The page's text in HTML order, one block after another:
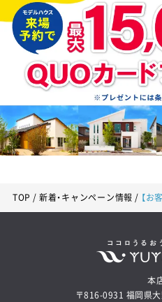
TOP 新着・キャンペーン情報 【お
本
〒816-0931 福岡県